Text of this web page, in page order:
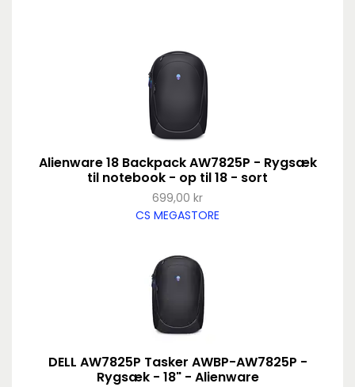
Alienware 18 Backpack AW7825P - Rygsæk
til notebook - op til 18 - sort
699,00 kr
CS MEGASTORE
DELL AW7825P Tasker AWBP-AW7825P -
Rygsæk - 18" - Alienware